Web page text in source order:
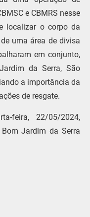
e CBMRS nesse
localizar o corpo da
uma área de divisa
em conjunto,
da Serra, São
a importância da
de resgate.
feira, 22/05/2024,
Jardim da Serra